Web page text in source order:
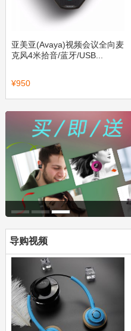
亚美亚(Avaya)视频会议全向麦
克风4米拾音/蓝牙/USB...
¥950
导购视频